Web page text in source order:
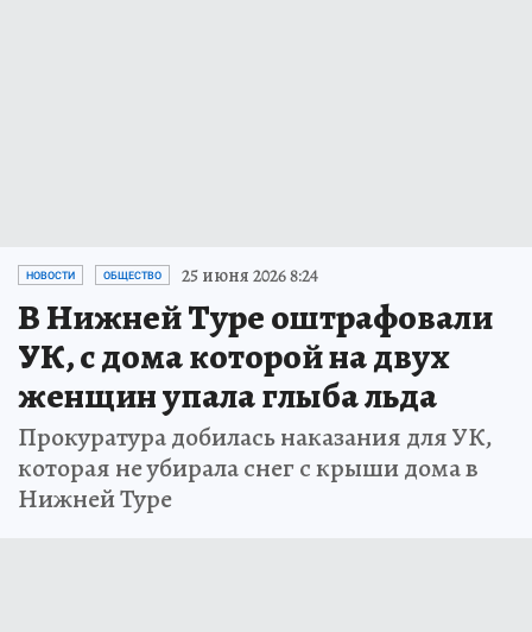
НОВОСТИ ОБЩЕСТВО 25 июня 2026 8:24
В Нижней Туре оштрафовали
УК, с дома которой на двух
женщин упала глыба льда
Прокуратура добилась наказания для УК,
которая не убирала снег с крыши дома в
Нижней Туре